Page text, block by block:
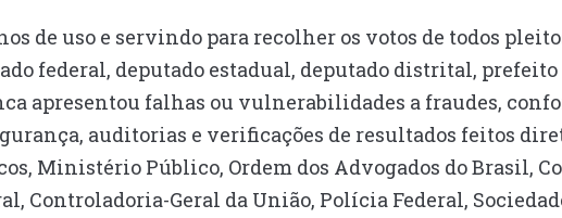
de uso e servindo para recolher os votos de todos
federal, deputado estadual, deputado distrital,
apresentou falhas ou vulnerabilidades a fraudes,
auditorias e verificações de resultados feitos
Ministério Público, Ordem dos Advogados do Brasil,
Controladoria-Geral da União, Polícia Federal,